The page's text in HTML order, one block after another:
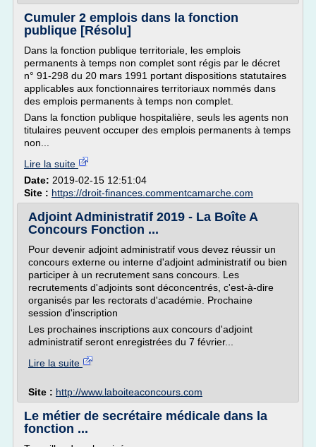
Cumuler 2 emplois dans la fonction
publique [Résolu]
Dans la fonction publique territoriale, les emplois
permanents à temps non complet sont régis par le décret
n° 91-298 du 20 mars 1991 portant dispositions statutaires
applicables aux fonctionnaires territoriaux nommés dans
des emplois permanents à temps non complet.
Dans la fonction publique hospitalière, seuls les agents non
titulaires peuvent occuper des emplois permanents à temps
non...
Lire la suite
Date: 2019-02-15 12:51:04
Site : https://droit-finances.commentcamarche.com
Adjoint Administratif 2019 - La Boîte A
Concours Fonction ...
Pour devenir adjoint administratif vous devez réussir un
concours externe ou interne d'adjoint administratif ou bien
participer à un recrutement sans concours. Les
recrutements d'adjoints sont déconcentrés, c'est-à-dire
organisés par les rectorats d'académie. Prochaine
session d'inscription
Les prochaines inscriptions aux concours d'adjoint
administratif seront enregistrées du 7 février...
Lire la suite
Site : http://www.laboiteaconcours.com
Le métier de secrétaire médicale dans la
fonction ...